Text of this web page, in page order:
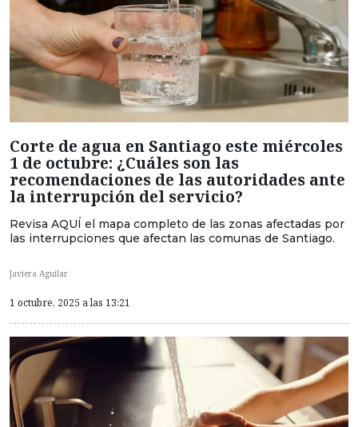
Corte de agua en Santiago este miércoles
1 de octubre: ¿Cuáles son las
recomendaciones de las autoridades ante
la interrupción del servicio?
Revisa AQUÍ el mapa completo de las zonas afectadas por
las interrupciones que afectan las comunas de Santiago.
Javiera Aguilar
1 octubre, 2025 a las 13:21